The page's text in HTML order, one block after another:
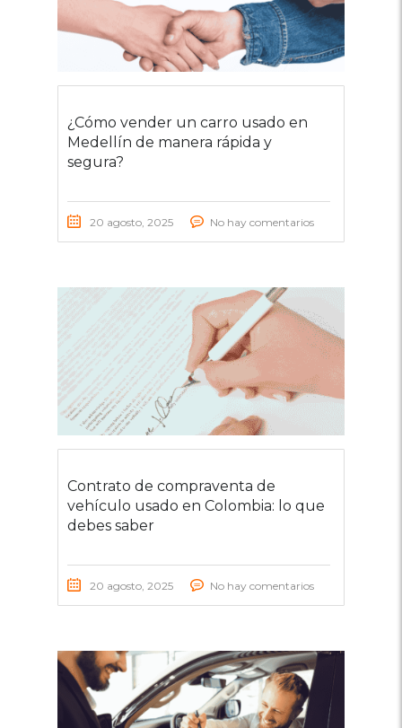
¿Cómo vender un carro usado en
Medellín de manera rápida y
segura?
20 agosto, 2025 No hay comentarios
Contrato de compraventa de
vehículo usado en Colombia: lo que
debes saber
20 agosto, 2025 No hay comentarios